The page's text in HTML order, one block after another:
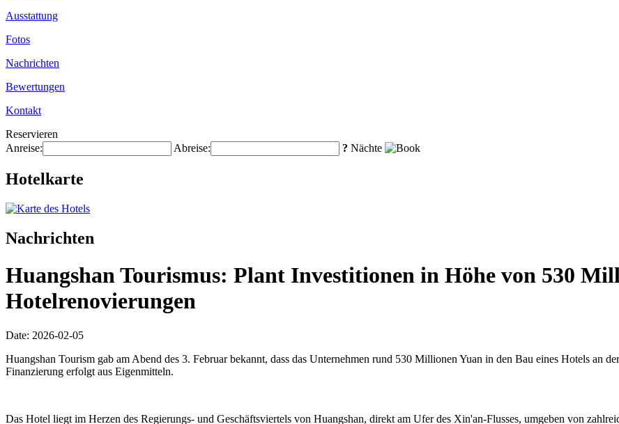
Ausstattung
Fotos
Nachrichten
Bewertungen
Kontakt
Reservieren
Anreise:
Abreise: ? Nächte
Hotelkarte
Nachrichten
Huangshan Tourismus: Plant Investitionen in Höhe von 530
Hotelrenovierungen
Date: 2026-02-05
Huangshan Tourism gab am Abend des 3. Februar bekannt, dass das Unternehmen rund 530 Millionen Yuan in den Bau eines Hotels an
Finanzierung erfolgt aus Eigenmitteln.
Das Hotel liegt im Herzen des Regierungs- und Geschäftsviertels von Huangshan, direkt am Ufer des Xin'an-Flusses, umgeben von